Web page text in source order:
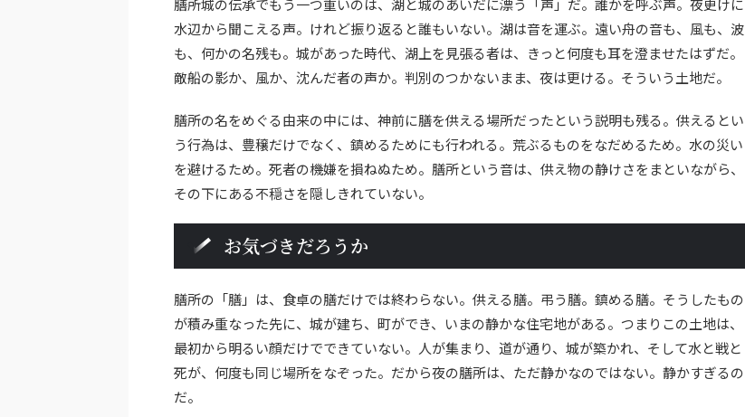
膳所城の伝承でもう一つ重いのは、湖と城のあいだに漂う「声」だ。誰かを呼ぶ声。夜更けに
水辺から聞こえる声。けれど振り返ると誰もいない。湖は音を運ぶ。遠い舟の音も、風も、波
も、何かの名残も。城があった時代、湖上を見張る者は、きっと何度も耳を澄ませたはずだ。
敵船の影か、風か、沈んだ者の声か。判別のつかないまま、夜は更ける。そういう土地だ。
膳所の名をめぐる由来の中には、神前に膳を供える場所だったという説明も残る。供えるとい
う行為は、豊穣だけでなく、鎮めるためにも行われる。荒ぶるものをなだめるため。水の災い
を避けるため。死者の機嫌を損ねぬため。膳所という音は、供え物の静けさをまといながら、
その下にある不穏さを隠しきれていない。
お気づきだろうか
膳所の「膳」は、食卓の膳だけでは終わらない。供える膳。弔う膳。鎮める膳。そうしたもの
が積み重なった先に、城が建ち、町ができ、いまの静かな住宅地がある。つまりこの土地は、
最初から明るい顔だけでできていない。人が集まり、道が通り、城が築かれ、そして水と戦と
死が、何度も同じ場所をなぞった。だから夜の膳所は、ただ静かなのではない。静かすぎるの
だ。